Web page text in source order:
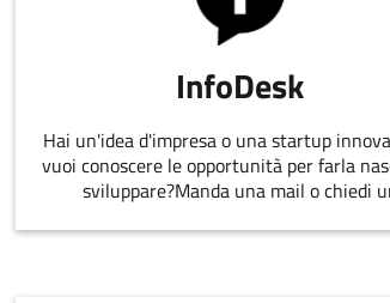
InfoDesk
Hai un'idea d'impresa o una startup
vuoi conoscere le opportunità per farla
sviluppare?Manda una mail o chiedi
EmiliaRomagnaStartUp.